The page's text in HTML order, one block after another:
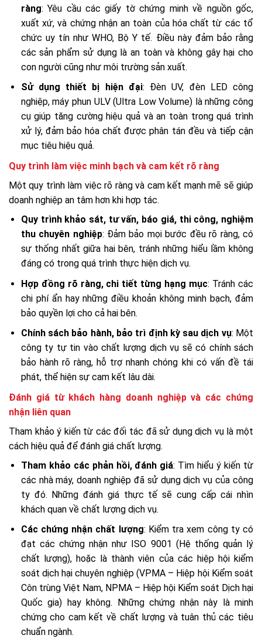
ràng: Yêu cầu các giấy tờ chứng minh về nguồn gốc,
xuất xứ, và chứng nhận an toàn của hóa chất từ các tổ
chức uy tín như WHO, Bộ Y tế. Điều này đảm bảo rằng
các sản phẩm sử dụng là an toàn và không gây hại cho
con người cũng như môi trường sản xuất.
Sử dụng thiết bị hiện đại: Đèn UV, đèn LED công
nghiệp, máy phun ULV (Ultra Low Volume) là những công
cụ giúp tăng cường hiệu quả và an toàn trong quá trình
xử lý, đảm bảo hóa chất được phân tán đều và tiếp cận
mục tiêu hiệu quả.
Quy trình làm việc minh bạch và cam kết rõ ràng
Một quy trình làm việc rõ ràng và cam kết mạnh mẽ sẽ giúp
doanh nghiệp an tâm hơn khi hợp tác.
Quy trình khảo sát, tư vấn, báo giá, thi công, nghiệm
thu chuyên nghiệp: Đảm bảo mọi bước đều rõ ràng, có
sự thống nhất giữa hai bên, tránh những hiểu lầm không
đáng có trong quá trình thực hiện dịch vụ.
Hợp đồng rõ ràng, chi tiết từng hạng mục: Tránh các
chi phí ẩn hay những điều khoản không minh bạch, đảm
bảo quyền lợi cho cả hai bên.
Chính sách bảo hành, bảo trì định kỳ sau dịch vụ: Một
công ty tự tin vào chất lượng dịch vụ sẽ có chính sách
bảo hành rõ ràng, hỗ trợ nhanh chóng khi có vấn đề tái
phát, thể hiện sự cam kết lâu dài.
Đánh giá từ khách hàng doanh nghiệp và các chứng
nhận liên quan
Tham khảo ý kiến từ các đối tác đã sử dụng dịch vụ là một
cách hiệu quả để đánh giá chất lượng.
Tham khảo các phản hồi, đánh giá: Tìm hiểu ý kiến từ
các nhà máy, doanh nghiệp đã sử dụng dịch vụ của công
ty đó. Những đánh giá thực tế sẽ cung cấp cái nhìn
khách quan về chất lượng dịch vụ.
Các chứng nhận chất lượng: Kiểm tra xem công ty có
đạt các chứng nhận như ISO 9001 (Hệ thống quản lý
chất lượng), hoặc là thành viên của các hiệp hội kiểm
soát dịch hại chuyên nghiệp (VPMA – Hiệp hội Kiểm soát
Côn trùng Việt Nam, NPMA – Hiệp hội Kiểm soát Dịch hại
Quốc gia) hay không. Những chứng nhận này là minh
chứng cho cam kết về chất lượng và tuân thủ các tiêu
chuẩn ngành.